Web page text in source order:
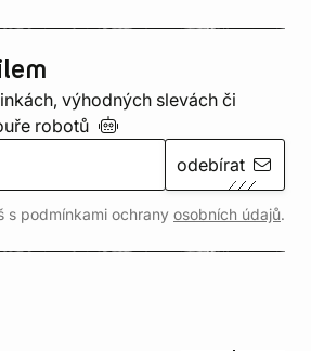
výhodných slevách či
robotů
odebírat
s podmínkami ochrany osobních údajů.